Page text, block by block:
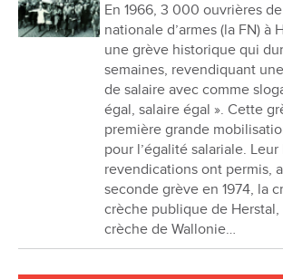
En 1966, 3 000 ouvrières
nationale d’armes (la FN) à
une grève historique qui
semaines, revendiquant
de salaire avec comme
égal, salaire égal ». Cette
première grande
pour l’égalité salariale.
revendications ont permis,
seconde grève en 1974, la
crèche publique de
crèche de Wallonie…